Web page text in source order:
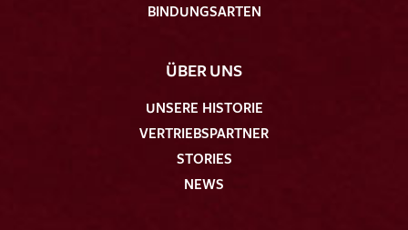
BINDUNGSARTEN
ÜBER UNS
UNSERE HISTORIE
VERTRIEBSPARTNER
STORIES
NEWS